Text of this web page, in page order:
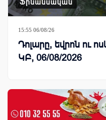
Ֆինանսական
15:55 06/08/26
Դոլարը, եվրոն ու
ԿԲ, 06/08/2026